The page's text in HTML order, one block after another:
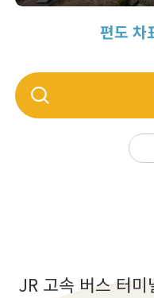
편도 차
JR 고속 버스 터